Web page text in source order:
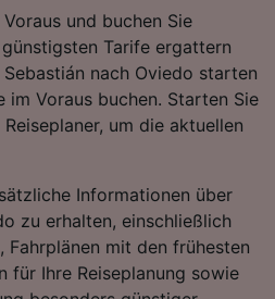
und buchen Sie
Tarife ergattern
nach Oviedo starten
im Voraus buchen. Starten Sie
um die aktuellen
Informationen über
zu erhalten, einschließlich
Fahrplänen mit den frühesten
für Ihre Reiseplanung sowie